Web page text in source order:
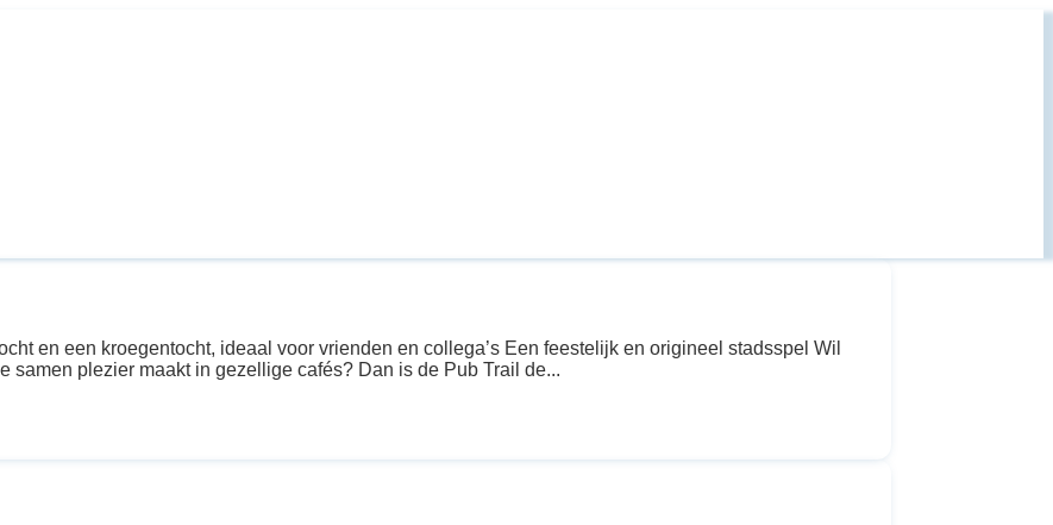
en een kroegentocht, ideaal voor vrienden en collega’s Een feestelijk en origineel stadsspel Wil
samen plezier maakt in gezellige cafés? Dan is de Pub Trail de...